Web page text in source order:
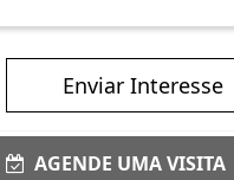
Enviar Interesse
AGENDE UMA VISITA